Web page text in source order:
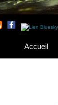
Accueil